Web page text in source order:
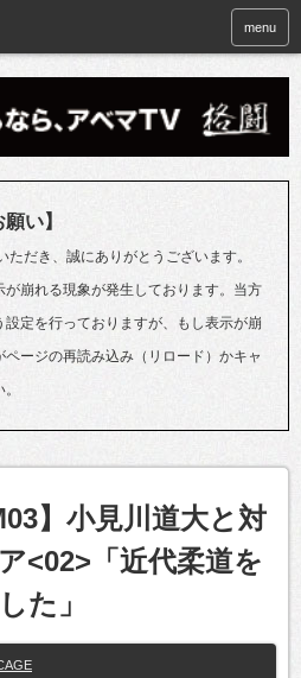
menu
い】
だき、誠にありがとうございます。
崩れる現象が発生しております。当方
定を行っておりますが、もし表示が崩
ージの再読み込み（リロード）かキャ
】小見川道大と対
<02>「近代柔道を
た」